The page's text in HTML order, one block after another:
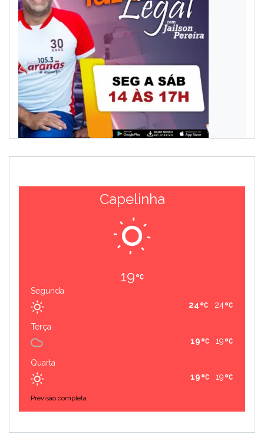
Capelinha
19
Segunda
24
24
Terça
19
19
Quarta
19
19
Previsão completa